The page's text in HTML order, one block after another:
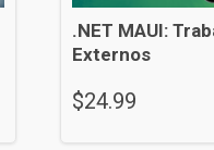
.NET MAUI:
Externos
$24.99